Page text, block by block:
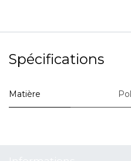
Spécifications
Matière